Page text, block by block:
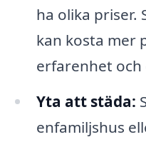
ha olika priser.
kan kosta mer
erfarenhet och
Yta att städa:
enfamiljshus